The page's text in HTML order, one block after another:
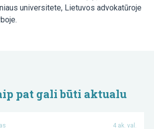
universitete, Lietuvos advokatūroje
pat gali būti aktualu
4 ak. val.